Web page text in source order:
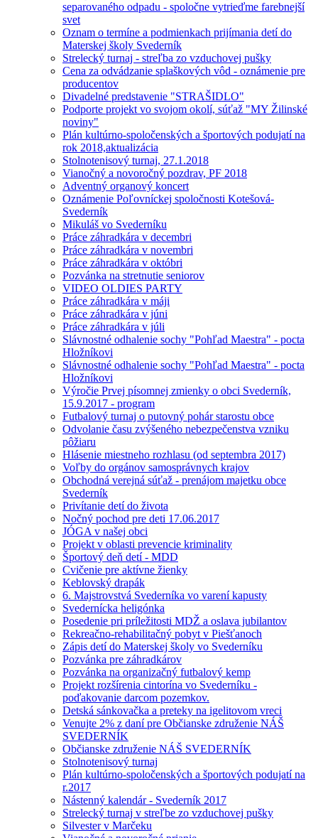
separovaného odpadu - spoločne vytrieďme farebnejší
svet
Oznam o termíne a podmienkach prijímania detí do
Materskej školy Svederník
Strelecký turnaj - streľba zo vzduchovej pušky
Cena za odvádzanie splaškových vôd - oznámenie pre
producentov
Divadelné predstavenie "STRAŠIDLO"
Podporte projekt vo svojom okolí, súťaž "MY Žilinské
noviny"
Plán kultúrno-spoločenských a športových podujatí na
rok 2018,aktualizácia
Stolnotenisový turnaj, 27.1.2018
Vianočný a novoročný pozdrav, PF 2018
Adventný organový koncert
Oznámenie Poľovníckej spoločnosti Kotešová-
Svederník
Mikuláš vo Svederníku
Práce záhradkára v decembri
Práce záhradkára v novembri
Práce záhradkára v októbri
Pozvánka na stretnutie seniorov
VIDEO OLDIES PARTY
Práce záhradkára v máji
Práce záhradkára v júni
Práce záhradkára v júli
Slávnostné odhalenie sochy "Pohľad Maestra" - pocta
Hložníkovi
Slávnostné odhalenie sochy "Pohľad Maestra" - pocta
Hložníkovi
Výročie Prvej písomnej zmienky o obci Svederník,
15.9.2017 - program
Futbalový turnaj o putovný pohár starostu obce
Odvolanie času zvýšeného nebezpečenstva vzniku
pôžiaru
Hlásenie miestneho rozhlasu (od septembra 2017)
Voľby do orgánov samosprávnych krajov
Obchodná verejná súťaž - prenájom majetku obce
Svederník
Privítanie detí do života
Nočný pochod pre deti 17.06.2017
JÓGA v našej obci
Projekt v oblasti prevencie kriminality
Športový deň detí - MDD
Cvičenie pre aktívne žienky
Keblovský drapák
6. Majstrovstvá Svederníka vo varení kapusty
Svedernícka heligónka
Posedenie pri príležitosti MDŽ a oslava jubilantov
Rekreačno-rehabilitačný pobyt v Piešťanoch
Zápis detí do Materskej školy vo Svederníku
Pozvánka pre záhradkárov
Pozvánka na organizačný futbalový kemp
Projekt rozšírenia cintorína vo Svederníku -
poďakovanie darcom pozemkov.
Detská sánkovačka a preteky na igelitovom vreci
Venujte 2% z daní pre Občianske združenie NÁŠ
SVEDERNÍK
Občianske združenie NÁŠ SVEDERNÍK
Stolnotenisový turnaj
Plán kultúrno-spoločenských a športových podujatí na
r.2017
Nástenný kalendár - Svederník 2017
Strelecký turnaj v streľbe zo vzduchovej pušky
Silvester v Marčeku